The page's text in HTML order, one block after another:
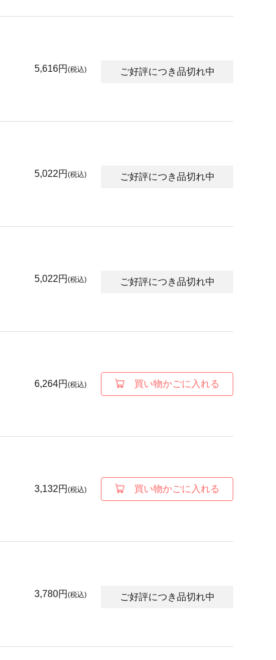
5,616円 (税込) ご好評につき品切れ中
5,022円 (税込) ご好評につき品切れ中
5,022円 (税込) ご好評につき品切れ中
6,264円 (税込) 買い物かごに入れる
3,132円 (税込) 買い物かごに入れる
3,780円 (税込) ご好評につき品切れ中